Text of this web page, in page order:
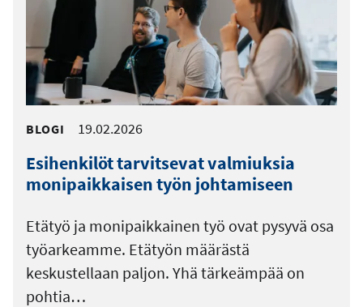
BLOGI 19.02.2026
Esihenkilöt tarvitsevat valmiuksia
monipaikkaisen työn johtamiseen
Etätyö ja monipaikkainen työ ovat pysyvä osa
työarkeamme. Etätyön määrästä
keskustellaan paljon. Yhä tärkeämpää on
pohtia…